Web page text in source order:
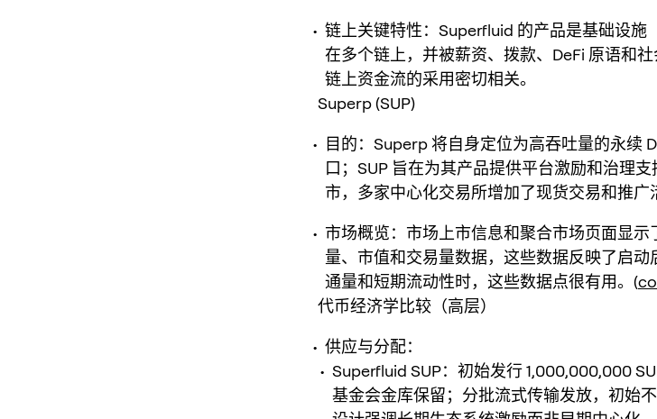
链上关键特性：Superfluid 的产品是基础设施
在多个链上，并被薪资、拨款、DeFi 原语和
链上资金流的采用密切相关。
Superp (SUP)
目的：Superp 将自身定位为高吞吐量的永续
口；SUP 旨在为其产品提供平台激励和治理
市，多家中心化交易所增加了现货交易和推广
市场概览：市场上市信息和聚合市场页面显示
量、市值和交易量数据，这些数据反映了启
通量和短期流动性时，这些数据点很有用。(
代币经济学比较（高层）
供应与分配：
Superfluid SUP：初始发行 1,000,000,000
基金会金库保留；分批流式传输发放，初始